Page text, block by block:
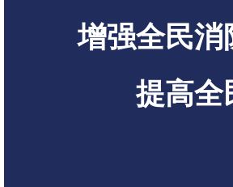
增强全民消
提高全